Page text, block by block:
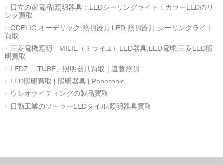
日立の家電品|照明器具：LEDシーリングライト：カラーLEDのリ
ング買取
ODELIC,オーデリック,照明器具,LED,照明器具,シーリングライト
買取
三菱電機照明 MILIE（ミライエ）LED器具,LED電球,三菱LED照
明買取
LEDZ 、TUBE、照明器具買取｜遠藤照明
LED照明買取 | 照明器具 | Panasonic
ウシオライティングの製品買取
日動工業のソーラーLEDタイル.照明器具買取